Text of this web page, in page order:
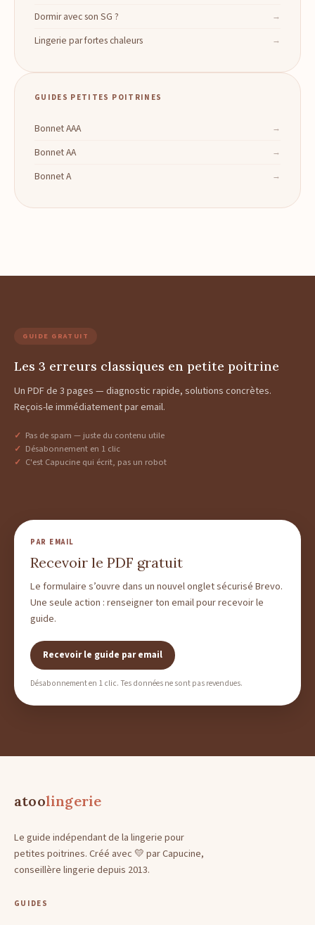
Dormir avec son SG ?
Lingerie par fortes chaleurs
GUIDES PETITES POITRINES
Bonnet AAA
Bonnet AA
Bonnet A
GUIDE GRATUIT
Les 3 erreurs classiques en petite poitrine
Un PDF de 3 pages — diagnostic rapide, solutions concrètes.
Reçois-le immédiatement par email.
Pas de spam — juste du contenu utile
Désabonnement en 1 clic
C'est Capucine qui écrit, pas un robot
PAR EMAIL
Recevoir le PDF gratuit
Le formulaire s’ouvre dans un nouvel onglet sécurisé Brevo.
Une seule action : renseigner ton email pour recevoir le
guide.
Recevoir le guide par email
Désabonnement en 1 clic. Tes données ne sont pas revendues.
atoolingerie
Le guide indépendant de la lingerie pour
petites poitrines. Créé avec 💛 par Capucine,
conseillère lingerie depuis 2013.
GUIDES